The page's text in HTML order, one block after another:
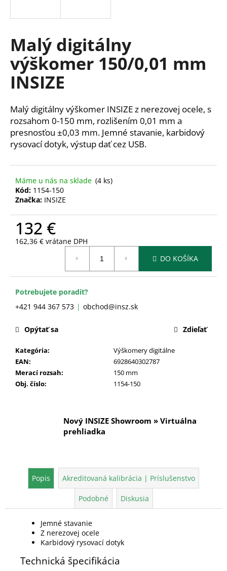
Malý digitálny
výškomer 150/0,01 mm
INSIZE
Malý digitálny výškomer INSIZE z nerezovej ocele, s
rozsahom 0-150 mm, rozlišením 0,01 mm a
presnosťou ±0,03 mm. Jemné stavanie, karbidový
rysovací dotyk, výstup dať cez USB.
Máme u nás na sklade (4 ks)
Kód: 1154-150
Značka: INSIZE
132 €
162,36 € vrátane DPH
DO KOŠÍKA
Potrebujete poradiť?
+421 944 367 573
obchod@insz.sk
Kategória:
Výškomery digitálne
EAN:
6928640302787
Merací rozsah:
150 mm
Obj. číslo: 1154-150
Opýtať sa Zdieľať
Nový INSIZE Showroom » Virtuálna
prehliadka
Popis Akreditovaná kalibrácia | Príslušenstvo
Podobné Diskusia
Jemné stavanie
Z nerezovej ocele
Karbidový rysovací dotyk
Technická špecifikácia
s
ť
?
HĽADAŤ
O
p
o
ú
a